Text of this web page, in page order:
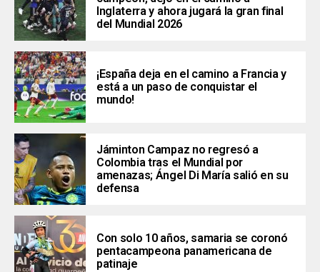
Inglaterra y ahora jugará la gran final
del Mundial 2026
¡España deja en el camino a Francia y
está a un paso de conquistar el
mundo!
Jáminton Campaz no regresó a
Colombia tras el Mundial por
amenazas; Ángel Di María salió en su
defensa
Con solo 10 años, samaria se coronó
pentacampeona panamericana de
patinaje